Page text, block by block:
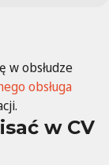
w obsłudze
obsługa
w CV